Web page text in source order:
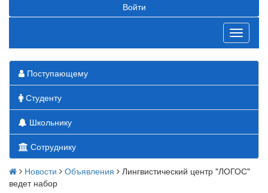
Войти
Toggle
Поступающему
Студенту
Школьнику
Сотруднику
Новости Объявления
Лингвистический центр "ЛОГОС"
ведет набор